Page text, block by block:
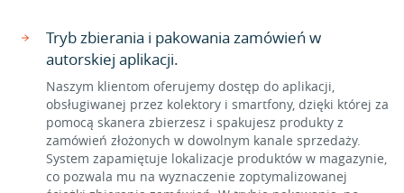
Tryb zbierania i pakowania zamówień w
autorskiej aplikacji.
Naszym klientom oferujemy dostęp do aplikacji,
obsługiwanej przez kolektory i smartfony, dzięki której za
pomocą skanera zbierzesz i spakujesz produkty z
zamówień złożonych w dowolnym kanale sprzedaży.
System zapamiętuje lokalizacje produktów w magazynie,
co pozwala mu na wyznaczenie zoptymalizowanej